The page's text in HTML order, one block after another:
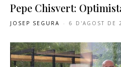
Pepe Chisvert:
JOSEP SEGURA - 6 D'AGOST DE